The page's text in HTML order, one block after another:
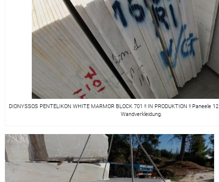
DIONYSSOS PENTELIKON WHITE MARMOR BLOCK 701 !! IN PRODUKTION !! Paneele
Wandverkleidung.